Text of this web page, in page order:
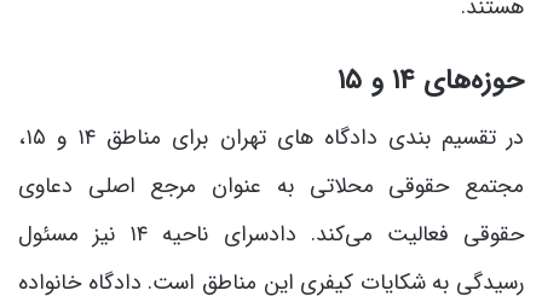
حوزه‌های ۱۴ و ۱۵
در تقسیم بندی دادگاه های تهران برای مناطق ۱۴ و ۱۵،
مجتمع حقوقی محلاتی به عنوان مرجع اصلی دعاوی
حقوقی فعالیت می‌کند. دادسرای ناحیه ۱۴ نیز مسئول
رسیدگی به شکایات کیفری این مناطق است. دادگاه خانواده